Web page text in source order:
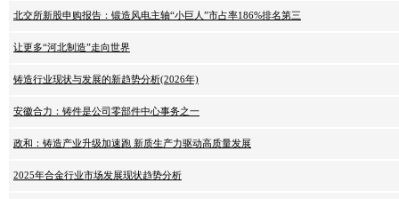
北交所新股申购报告：锻造风电主轴“小巨人”市占率186%排名第三
让更多“河北制造”走向世界
铸造行业现状与发展的新趋势分析(2026年)
安徽合力：铸件是公司零部件中心事务之一
政和：铸造产业升级加速跑 新质生产力驱动高质量发展
2025年合金行业市场发展现状趋势分析